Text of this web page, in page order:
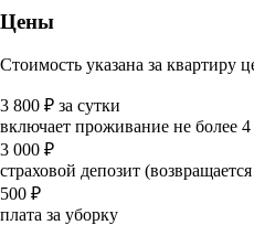
Цены
Стоимость указана за квартиру
3 800 ₽ за сутки
включает проживание не более 4
3 000 ₽
страховой депозит
500 ₽
плата за уборку